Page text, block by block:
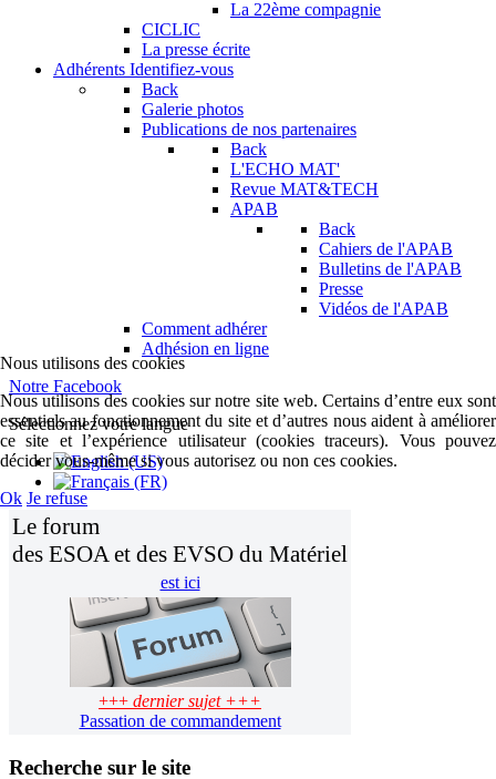
La 22ème compagnie
CICLIC
La presse écrite
Adhérents Identifiez-vous
Back
Galerie photos
Publications de nos partenaires
Back
L'ECHO MAT'
Revue MAT&TECH
APAB
Back
Cahiers de l'APAB
Bulletins de l'APAB
Presse
Vidéos de l'APAB
Comment adhérer
Adhésion en ligne
Notre Facebook
Sélectionnez votre langue
Le forum
des ESOA et des EVSO du Matériel
est ici
+++ dernier sujet +++
Passation de commandement
Recherche sur le site
Nous utilisons des cookies
Nous utilisons des cookies sur notre site web. Certains d’entre eux sont
essentiels au fonctionnement du site et d’autres nous aident à améliorer
ce site et l’expérience utilisateur (cookies traceurs). Vous pouvez
décider vous-même si vous autorisez ou non ces cookies.
Ok Je refuse